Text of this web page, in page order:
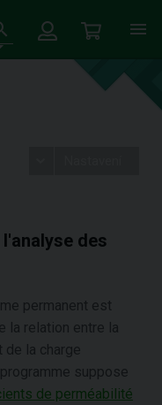
des
permanent est
la relation entre la
de la charge
suppose
de perméabilité